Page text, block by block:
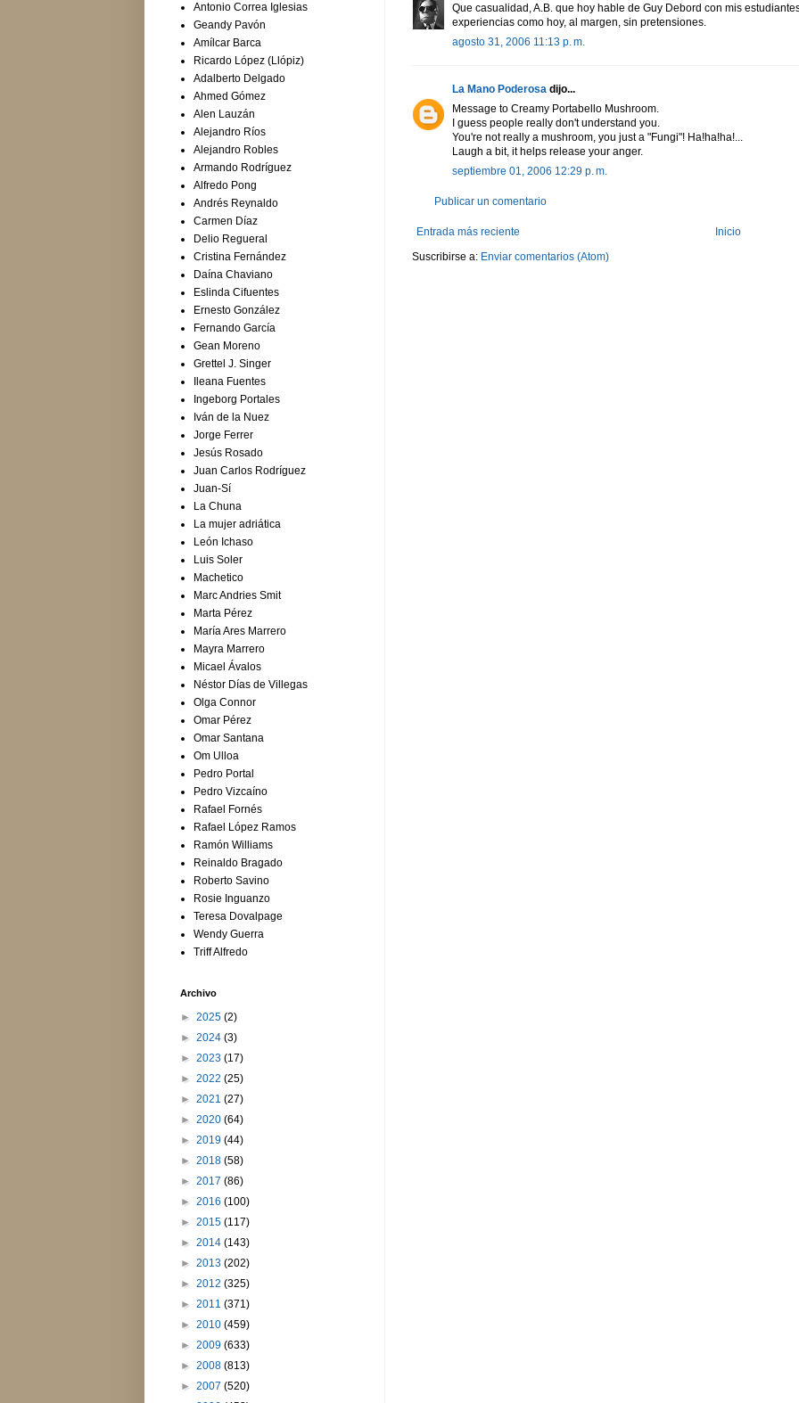
Que casualidad, A.B. que hoy hable de Guy Debord con mis
experiencias como hoy, al margen, sin pretensiones.
agosto 31, 2006 11:13 p. m.
La Mano Poderosa dijo...
Message to Creamy Portabello Mushroom.
I guess people really don't understand you.
You're not really a mushroom, you just a "Fungi"! Ha!ha!ha!...
Laugh a bit, it helps release your anger.
septiembre 01, 2006 12:29 p. m.
Publicar un comentario
Entrada más reciente
Inicio
Suscribirse a: Enviar comentarios (Atom)
Antonio Correa Iglesias
Geandy Pavón
Amílcar Barca
Ricardo López (Llópiz)
Adalberto Delgado
Ahmed Gómez
Alen Lauzán
Alejandro Ríos
Alejandro Robles
Armando Rodríguez
Alfredo Pong
Andrés Reynaldo
Carmen Díaz
Delio Regueral
Cristina Fernández
Daína Chaviano
Eslinda Cifuentes
Ernesto González
Fernando García
Gean Moreno
Grettel J. Singer
Ileana Fuentes
Ingeborg Portales
Iván de la Nuez
Jorge Ferrer
Jesús Rosado
Juan Carlos Rodríguez
Juan-Sí
La Chuna
La mujer adriática
León Ichaso
Luis Soler
Machetico
Marc Andries Smit
Marta Pérez
María Ares Marrero
Mayra Marrero
Micael Ávalos
Néstor Días de Villegas
Olga Connor
Omar Pérez
Omar Santana
Om Ulloa
Pedro Portal
Pedro Vizcaíno
Rafael Fornés
Rafael López Ramos
Ramón Williams
Reinaldo Bragado
Roberto Savino
Rosie Inguanzo
Teresa Dovalpage
Wendy Guerra
Triff Alfredo
Archivo
► 2025 (2)
► 2024 (3)
► 2023 (17)
► 2022 (25)
► 2021 (27)
► 2020 (64)
► 2019 (44)
► 2018 (58)
► 2017 (86)
► 2016 (100)
► 2015 (117)
► 2014 (143)
► 2013 (202)
► 2012 (325)
► 2011 (371)
► 2010 (459)
► 2009 (633)
► 2008 (813)
► 2007 (520)